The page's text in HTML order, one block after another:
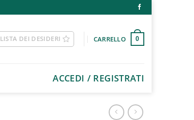
LISTA DEI DESIDERI CARRELLO 0
ACCEDI / REGISTRATI